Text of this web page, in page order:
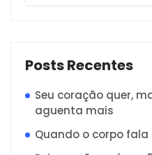
Posts Recentes
Seu coração quer,
aguenta mais
Quando o corpo